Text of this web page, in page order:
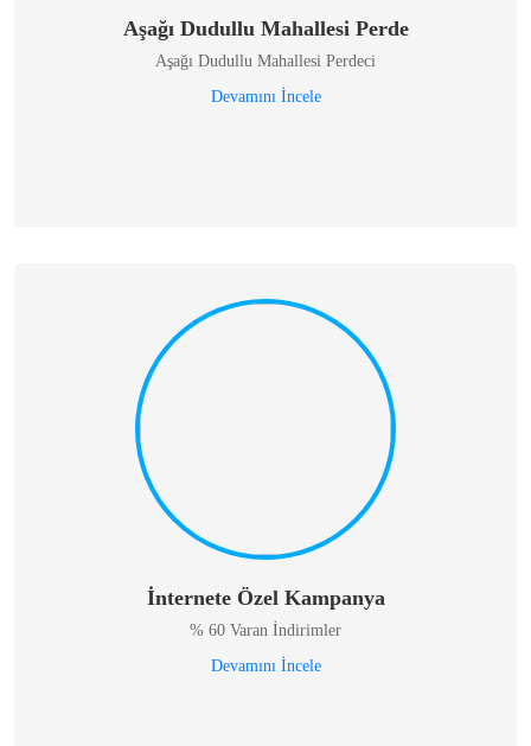
Aşağı Dudullu Mahallesi Perde
Aşağı Dudullu Mahallesi Perdeci
Devamını İncele
İnternete Özel Kampanya
% 60 Varan İndirimler
Devamını İncele